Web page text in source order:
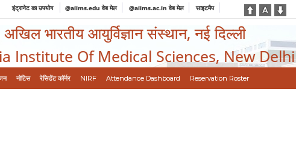
इंट्रानेट का उपयोग @aiims.edu वेब मेल @aiims.ac.in वेब मेल साइटमैप
अखिल भारतीय आयुर्विज्ञान संस्थान, नई दिल्ली
Institute Of Medical Sciences, New Delhi
नोटिस रेसिडेंट कॉर्नर NIRF Attendance Dashboard Reservation Roster